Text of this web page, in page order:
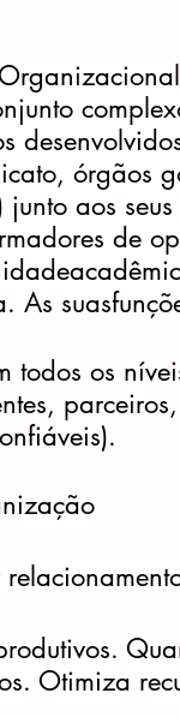
órgãos
aos
de
As
todos os
Otimiza